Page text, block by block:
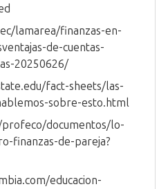
lamarea/finanzas-en-
de-cuentas-
20250626/
fact-sheets/las-
sobre-esto.html
documentos/lo-
finanzas-de-pareja?
educacion-